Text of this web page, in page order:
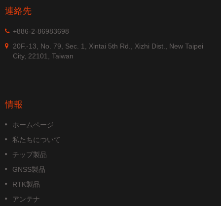
連絡先
+886-2-86983698
20F.-13, No. 79, Sec. 1, Xintai 5th Rd., Xizhi Dist., New Taipei
City, 22101, Taiwan
情報
ホームページ
私たちについて
チップ製品
GNSS製品
RTK製品
アンテナ